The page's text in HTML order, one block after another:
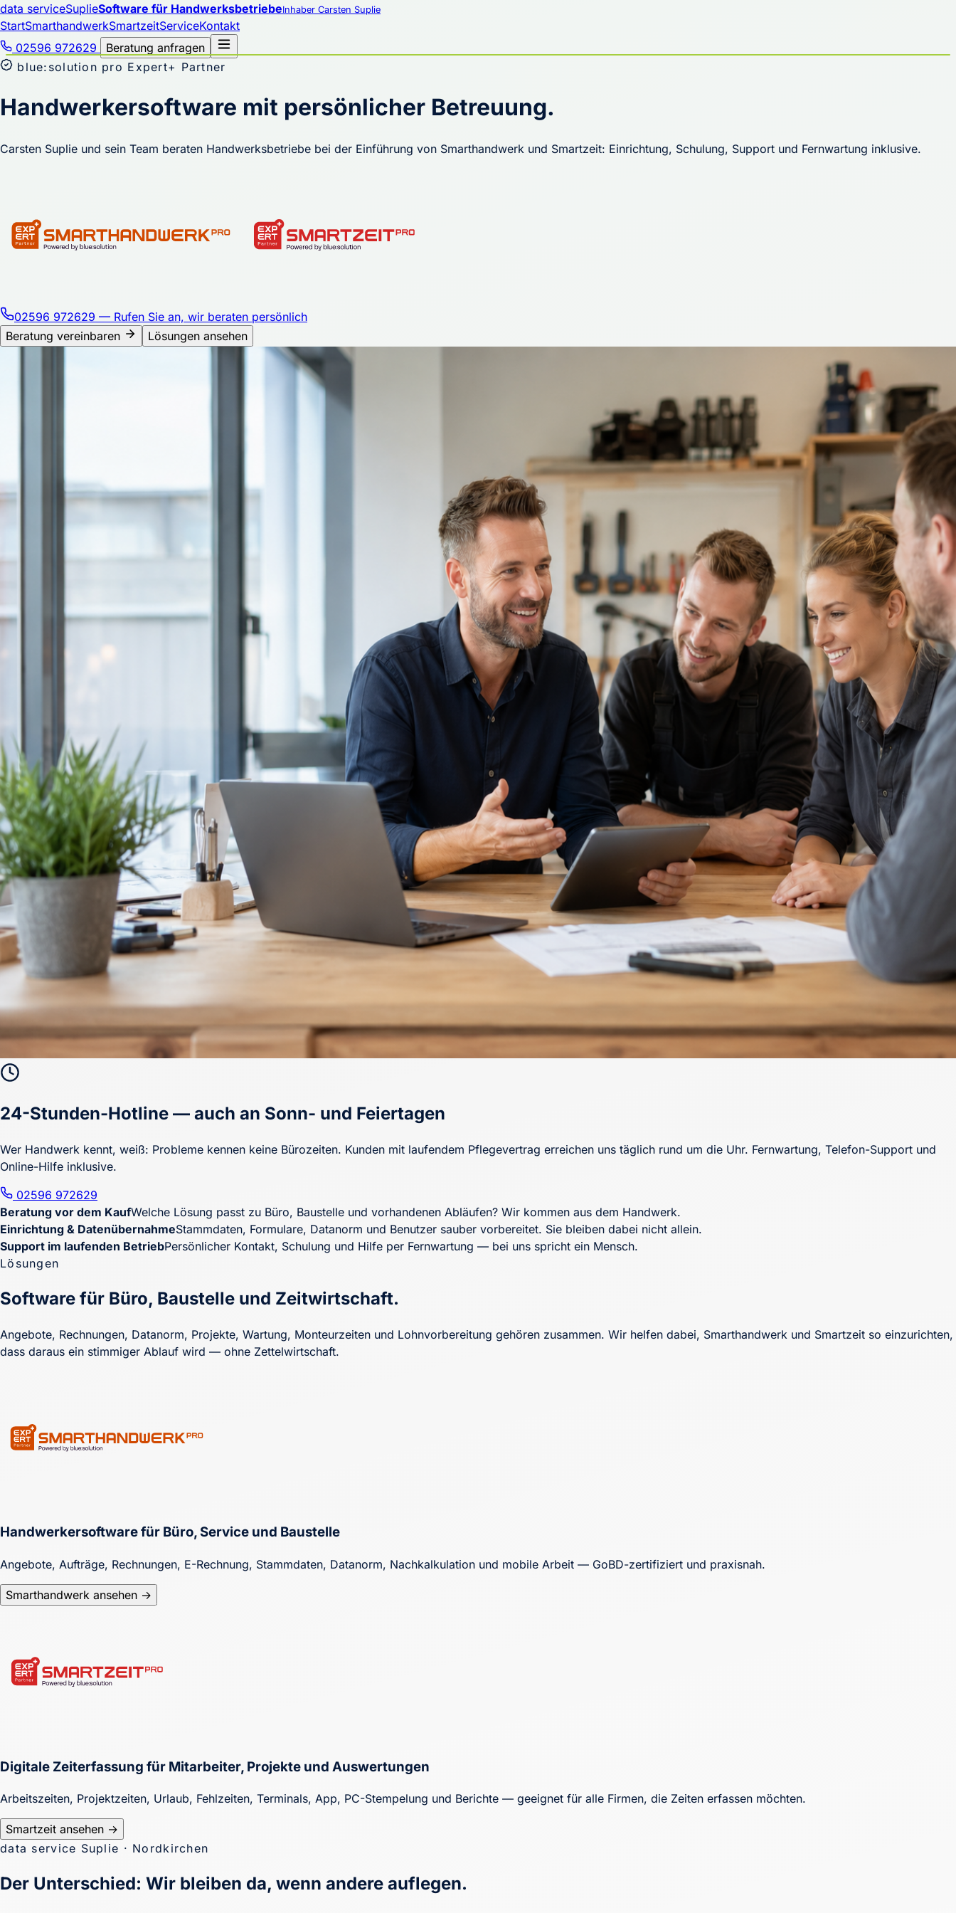
data serviceSuplieSoftware für HandwerksbetriebeInhaber Carsten Suplie
StartSmarthandwerkSmartzeitServiceKontakt
02596 972629
Beratung anfragen
blue:solution pro Expert+ Partner
Handwerkersoftware mit persönlicher Betreuung.
Carsten Suplie und sein Team beraten Handwerksbetriebe bei der Einführung von Smarthandwerk und Smartzeit: Einrichtung, Schulung, Support und Fernwartung inklusive.
02596 972629 — Rufen Sie an, wir beraten persönlich
Beratung vereinbaren
Lösungen ansehen
24-Stunden-Hotline — auch an Sonn- und Feiertagen
Wer Handwerk kennt, weiß: Probleme kennen keine Bürozeiten. Kunden mit laufendem Pflegevertrag erreichen uns täglich rund um die Uhr. Fernwartung, Telefon-Support und
Online-Hilfe inklusive.
02596 972629
Beratung vor dem KaufWelche Lösung passt zu Büro, Baustelle und vorhandenen Abläufen? Wir kommen aus dem Handwerk.
Einrichtung & DatenübernahmeStammdaten, Formulare, Datanorm und Benutzer sauber vorbereitet. Sie bleiben dabei nicht allein.
Support im laufenden BetriebPersönlicher Kontakt, Schulung und Hilfe per Fernwartung — bei uns spricht ein Mensch.
Lösungen
Software für Büro, Baustelle und Zeitwirtschaft.
Angebote, Rechnungen, Datanorm, Projekte, Wartung, Monteurzeiten und Lohnvorbereitung gehören zusammen. Wir helfen dabei, Smarthandwerk und Smartzeit so einzurichten,
dass daraus ein stimmiger Ablauf wird — ohne Zettelwirtschaft.
Handwerkersoftware für Büro, Service und Baustelle
Angebote, Aufträge, Rechnungen, E-Rechnung, Stammdaten, Datanorm, Nachkalkulation und mobile Arbeit — GoBD-zertifiziert und praxisnah.
Smarthandwerk ansehen →
Digitale Zeiterfassung für Mitarbeiter, Projekte und Auswertungen
Arbeitszeiten, Projektzeiten, Urlaub, Fehlzeiten, Terminals, App, PC-Stempelung und Berichte — geeignet für alle Firmen, die Zeiten erfassen möchten.
Smartzeit ansehen →
data service Suplie · Nordkirchen
Der Unterschied: Wir bleiben da, wenn andere auflegen.